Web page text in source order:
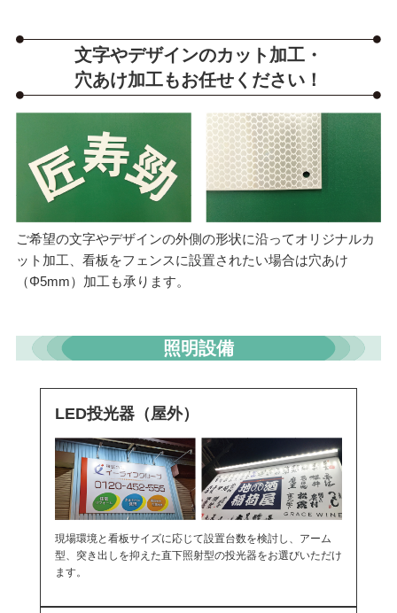
文字やデザインのカット加工・
穴あけ加工もお任せください！
ご希望の文字やデザインの外側の形状に沿ってオリジナルカ
ット加工、看板をフェンスに設置されたい場合は穴あけ
（Φ5mm）加工も承ります。
照明設備
LED投光器（屋外）
現場環境と看板サイズに応じて設置台数を検討し、アーム
型、突き出しを抑えた直下照射型の投光器をお選びいただけ
ます。